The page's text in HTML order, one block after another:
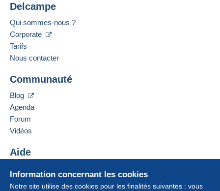
Information concernant les cookies
Notre site utilise des cookies pour les finalités suivantes : vous
Delcampe
Qui sommes-nous ?
Corporate
Tarifs
Nous contacter
Communauté
Blog
Agenda
Forum
Vidéos
Aide
Acheter sur Delcampe